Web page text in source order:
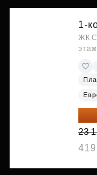
1-
ЖК
19
23
419